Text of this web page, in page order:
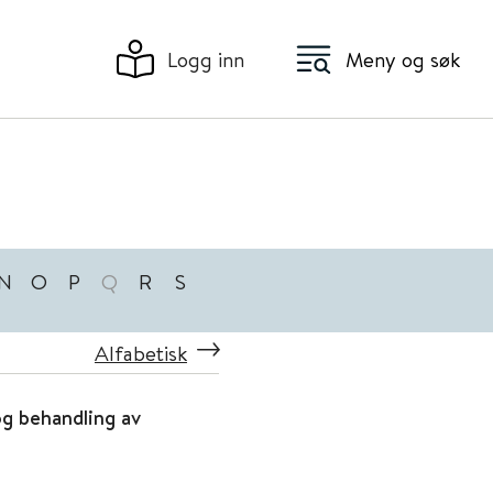
Logg inn Meny og søk
O P Q R S
Alfabetisk
behandling av